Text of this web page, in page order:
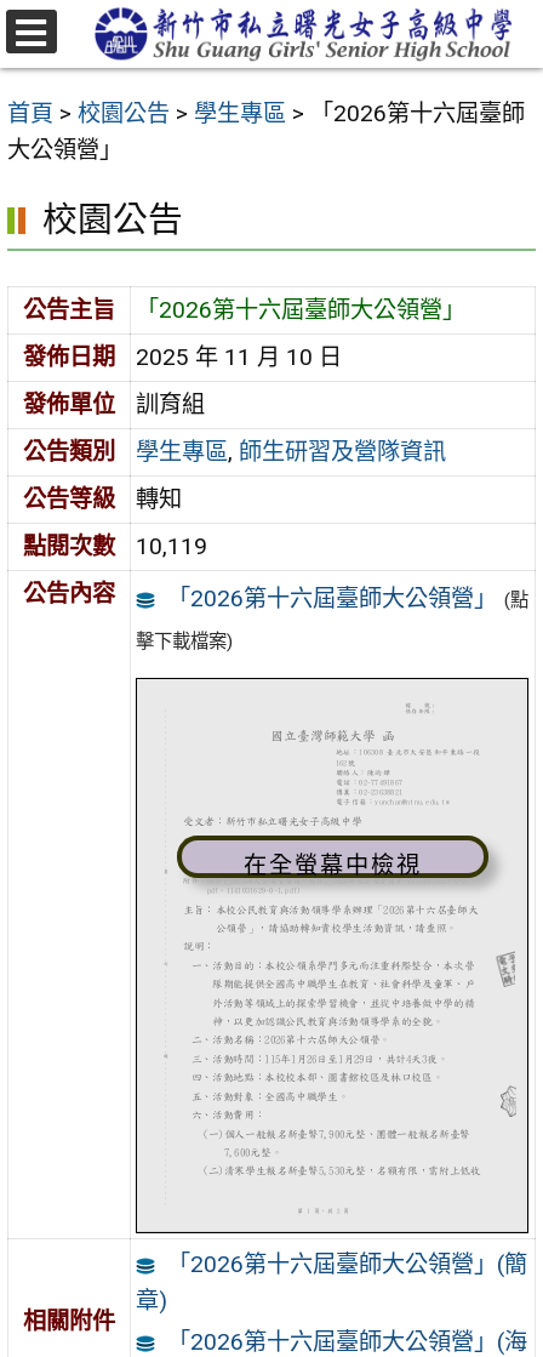
跳
至
要
內
區
首頁 > 校園公告 > 學生專區 >
「2026第十六屆臺師
大公領營」
校園公告
公告主旨
「2026第十六屆臺師大公領營」
發佈日期
2025 年 11 月 10 日
發佈單位
訓育組
公告類別
學生專區, 師生研習及營隊資訊
公告等級
轉知
點閱次數
10,119
公告內容
「2026第十六屆臺師大公領營」
(點
擊下載檔案)
在全螢幕中檢視
相關附件
「2026第十六屆臺師大公領營」(簡
章)
「2026第十六屆臺師大公領營」(海
選
單